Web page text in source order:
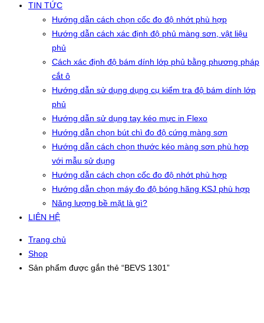
TIN TỨC
Hướng dẫn cách chọn cốc đo độ nhớt phù hợp
Hướng dẫn cách xác định độ phủ màng sơn, vật liệu
phủ
Cách xác định độ bám dính lớp phủ bằng phương pháp
cắt ô
Hướng dẫn sử dụng dụng cụ kiểm tra độ bám dính lớp
phủ
Hướng dẫn sử dụng tay kéo mực in Flexo
Hướng dẫn chọn bút chì đo độ cứng màng sơn
Hướng dẫn cách chọn thước kéo màng sơn phù hợp
với mẫu sử dụng
Hướng dẫn cách chọn cốc đo độ nhớt phù hợp
Hướng dẫn chọn máy đo độ bóng hãng KSJ phù hợp
Năng lượng bề mặt là gì?
LIÊN HỆ
Trang chủ
Shop
Sản phẩm được gắn thẻ “BEVS 1301”